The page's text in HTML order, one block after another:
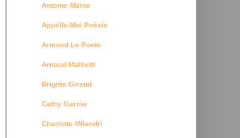
Antoine Maine
Appelle-Moi Poésie
Armand Le Poete
Arnaud Maisetti
Brigitte Giraud
Cathy Garcia
Charlotte Milandri